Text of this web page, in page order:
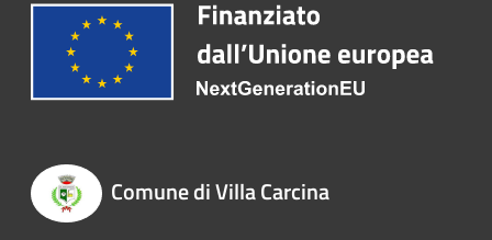
Comune di Villa Carcina